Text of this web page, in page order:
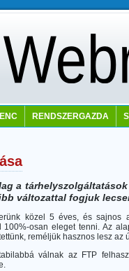
RENDSZERGAZDA
a
változattal fogjuk
közel 5 éves,és sajnos
100%-osan eleget tenni.Az
, reméljük hasznos lesz az
válnak azFTP
.